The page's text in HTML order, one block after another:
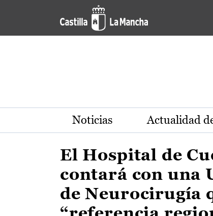
Pasar al contenido principal
Actualidad de la región
Noticias Actualidad
El Hospital de
contará con una
de Neurocirugía